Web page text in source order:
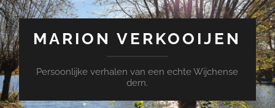
MARION VERKOOIJEN
Persoonlijke verhalen van een echte Wijchense
dern.